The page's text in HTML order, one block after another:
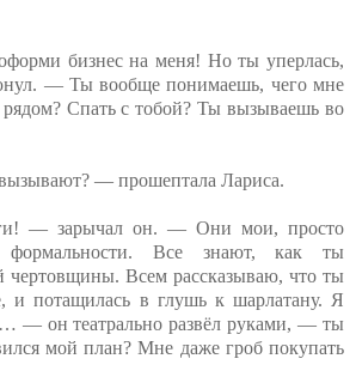
бизнес на меня! Но ты уперлась,
— Ты вообще понимаешь, чего мне
рядом? Спать с тобой? Ты вызываешь во
— прошептала Лариса.
— зарычал он. — Они мои, просто
формальности. Все знают, как ты
чертовщины. Всем рассказываю, что ты
и потащилась в глушь к шарлатану. Я
— он театрально развёл руками, — ты
мой план? Мне даже гроб покупать